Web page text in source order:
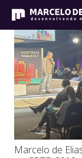
Marcelo de